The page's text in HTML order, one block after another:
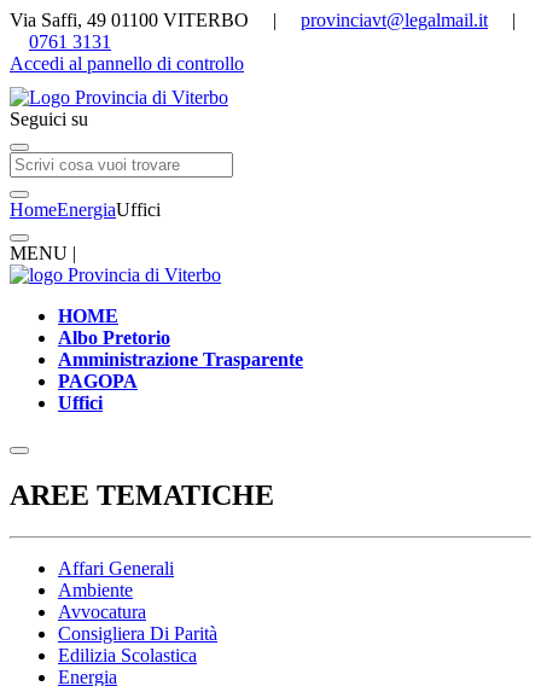
Via Saffi, 49 01100 VITERBO | provinciavt@legalmail.it |
0761 3131
Accedi al pannello di controllo
Seguici su
HomeEnergiaUffici
MENU |
HOME
Albo Pretorio
Amministrazione Trasparente
PAGOPA
Uffici
AREE TEMATICHE
Affari Generali
Ambiente
Avvocatura
Consigliera Di Parità
Edilizia Scolastica
Energia